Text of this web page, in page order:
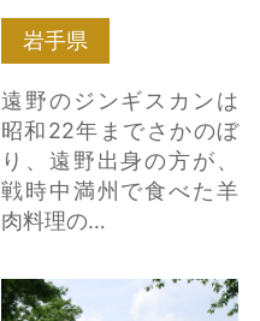
岩手県
遠野のジンギスカンは
昭和22年までさかのぼ
り、遠野出身の方が、
戦時中満州で食べた羊
肉料理の…
みちのくコカ･コーラボ